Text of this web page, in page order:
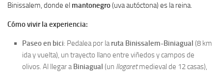
Binissalem, donde el mantonegro(uva autóctona) es la reina.
Cómo vivir la experiencia:
Paseo en bici: Pedalea por la ruta Binissalem-Biniagual (8 km
ida y vuelta), un trayecto llano entre viñedos y campos de
olivos. Al llegar a Biniagual (un llogaretmedieval de 12 casas),